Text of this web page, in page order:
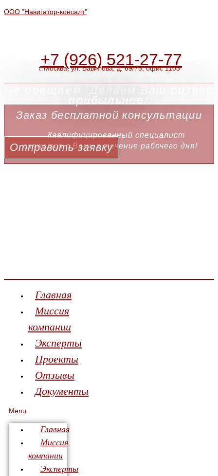
ООО "Навигатор-консалт"
+7 (926) 521-27-77
г. Москва, ул. Вавилова, д. 69/75, офис 1103
Не обещаем. Делаем Ваш бизнес
прибыльнее!
Заказ бесплатной консультации
Квалифицированный специалист
свяжется с Вами в течение рабочего дня!
Отправить заявку
Главная
Миссия
компании
Эксперты
Проекты
Отзывы
Документы
Menu
Главная
Миссия
компании
Эксперты